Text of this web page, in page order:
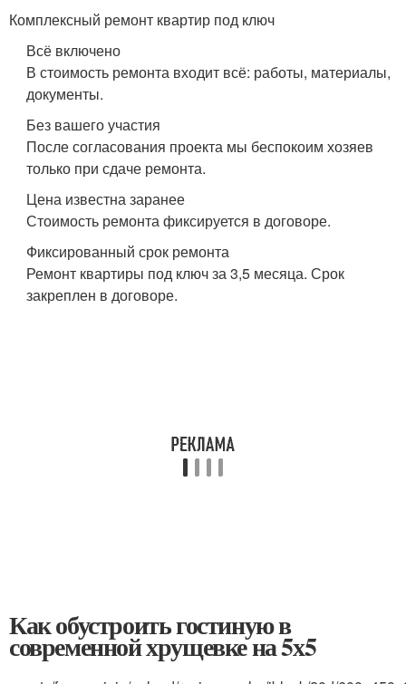
Комплексный ремонт квартир под ключ
Всё включено
В стоимость ремонта входит всё: работы, материалы,
документы.
Без вашего участия
После согласования проекта мы беспокоим хозяев
только при сдаче ремонта.
Цена известна заранее
Стоимость ремонта фиксируется в договоре.
Фиксированный срок ремонта
Ремонт квартиры под ключ за 3,5 месяца. Срок
закреплен в договоре.
Как обустроить гостиную в
современной хрущевке на 5х5